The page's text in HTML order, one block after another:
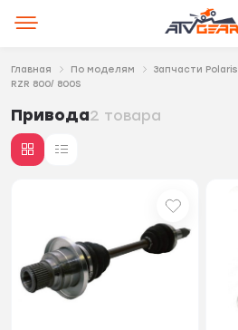
Главная По моделям Запчасти Polaris
RZR 800/ 800S
Привода2 товара